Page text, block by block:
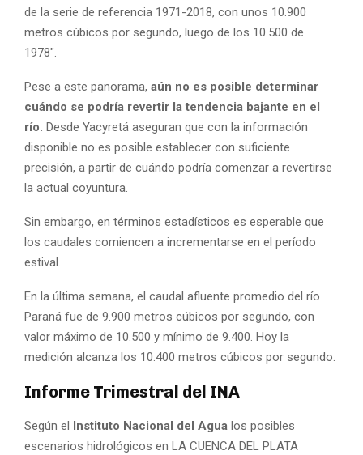
de la serie de referencia 1971-2018, con unos 10.900
metros cúbicos por segundo, luego de los 10.500 de
1978″.
Pese a este panorama, aún no es posible determinar
cuándo se podría revertir la tendencia bajante en el
río. Desde Yacyretá aseguran que con la información
disponible no es posible establecer con suficiente
precisión, a partir de cuándo podría comenzar a revertirse
la actual coyuntura.
Sin embargo, en términos estadísticos es esperable que
los caudales comiencen a incrementarse en el período
estival.
En la última semana, el caudal afluente promedio del río
Paraná fue de 9.900 metros cúbicos por segundo, con
valor máximo de 10.500 y mínimo de 9.400. Hoy la
medición alcanza los 10.400 metros cúbicos por segundo.
Informe Trimestral del INA
Según el Instituto Nacional del Agua los posibles
escenarios hidrológicos en LA CUENCA DEL PLATA